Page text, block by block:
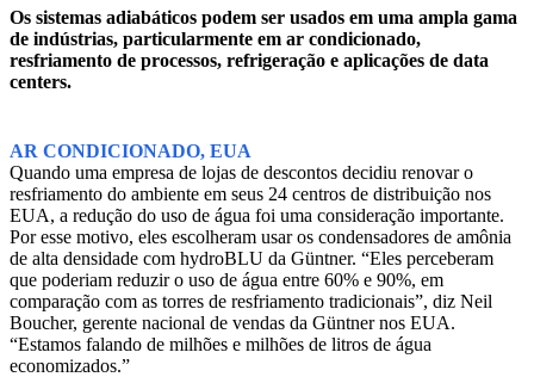
Os sistemas adiabáticos podem ser usados em uma ampla gama
de indústrias, particularmente em ar condicionado,
resfriamento de processos, refrigeração e aplicações de data
centers.
AR CONDICIONADO, EUA
Quando uma empresa de lojas de descontos decidiu renovar o
resfriamento do ambiente em seus 24 centros de distribuição nos
EUA, a redução do uso de água foi uma consideração importante.
Por esse motivo, eles escolheram usar os condensadores de amônia
de alta densidade com hydroBLU da Güntner. “Eles perceberam
que poderiam reduzir o uso de água entre 60% e 90%, em
comparação com as torres de resfriamento tradicionais”, diz Neil
Boucher, gerente nacional de vendas da Güntner nos EUA.
“Estamos falando de milhões e milhões de litros de água
economizados.”